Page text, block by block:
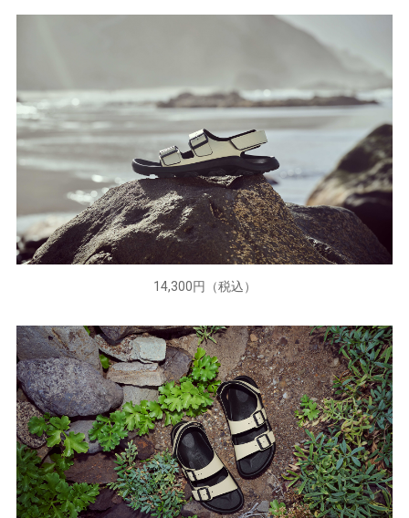
14,300円（税込）